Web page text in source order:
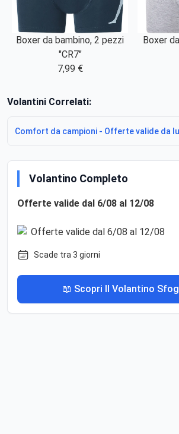
Boxer da bambino, 2 pezzi
"CR7"
7,99 €
Boxer
Volantini Correlati:
Comfort da campioni - Offerte valide da
Volantino Completo
Offerte valide dal 6/08 al 12/08
Scade tra 3 giorni
📖 Scopri Il Volantino